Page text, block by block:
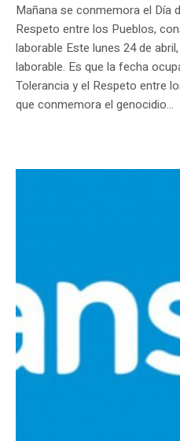
Mañana se conmemora el Día
Respeto entre los Pueblos,
laborable Este lunes 24 de
laborable. Es que la fecha
Tolerancia y el Respeto entre
que conmemora el genocidio...